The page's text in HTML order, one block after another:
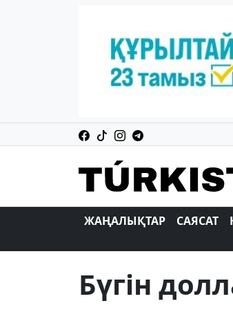
ЖАҢАЛЫҚТАР САЯСАТ
Бүгін